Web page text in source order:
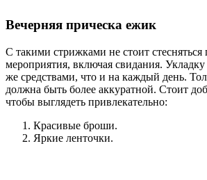
Вечерняя прическа ежик
С такими стрижками не стоит стесняться
мероприятия, включая свидания.
же средствами, что и на каждый день.
должна быть более аккуратной. Стоит
чтобы выглядеть привлекательно:
Красивые броши.
Яркие ленточки.